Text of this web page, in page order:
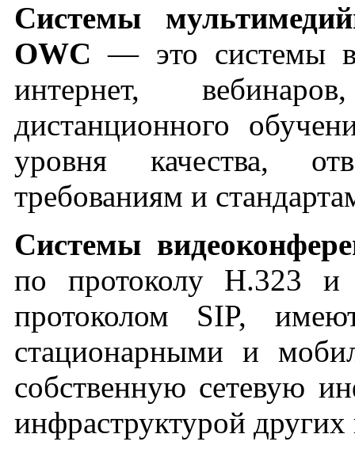
Системы
OWC— это системы
интернет,
дистанционного
уровня качества,
требованиям и
Системы
по протоколу H.323 и
протоколом SIP,
стационарными и
собственную сетевую
инфраструктурой других